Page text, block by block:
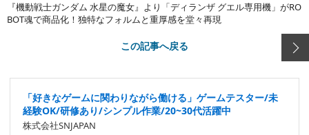
『機動戦士ガンダム 水星の魔女』より「ディランザ グエル専用機」がRO
BOT魂で商品化！独特なフォルムと重厚感を堂々再現
この記事へ戻る
「好きなゲームに関わりながら働ける」ゲームテスター/未
経験OK/研修あり/シンプル作業/20~30代活躍中
株式会社SNJAPAN